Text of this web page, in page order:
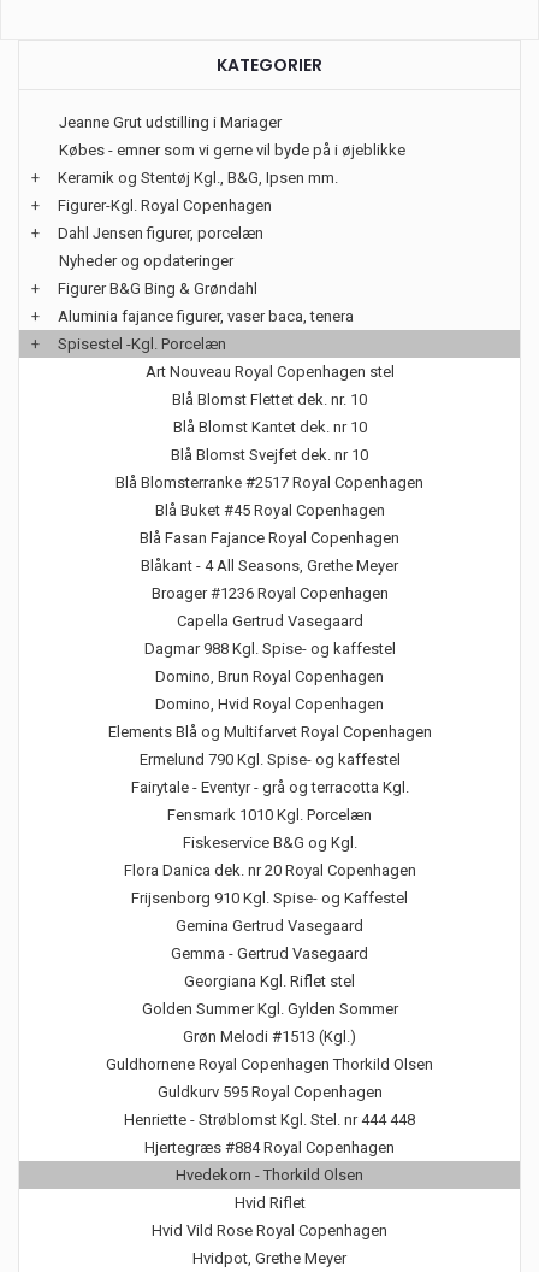
KATEGORIER
Jeanne Grut udstilling i Mariager
Købes - emner som vi gerne vil byde på i øjeblikke
+
Keramik og Stentøj Kgl., B&G, Ipsen mm.
+
Figurer-Kgl. Royal Copenhagen
+
Dahl Jensen figurer, porcelæn
Nyheder og opdateringer
+
Figurer B&G Bing & Grøndahl
+
Aluminia fajance figurer, vaser baca, tenera
+
Spisestel -Kgl. Porcelæn
Art Nouveau Royal Copenhagen stel
Blå Blomst Flettet dek. nr. 10
Blå Blomst Kantet dek. nr 10
Blå Blomst Svejfet dek. nr 10
Blå Blomsterranke #2517 Royal Copenhagen
Blå Buket #45 Royal Copenhagen
Blå Fasan Fajance Royal Copenhagen
Blåkant - 4 All Seasons, Grethe Meyer
Broager #1236 Royal Copenhagen
Capella Gertrud Vasegaard
Dagmar 988 Kgl. Spise- og kaffestel
Domino, Brun Royal Copenhagen
Domino, Hvid Royal Copenhagen
Elements Blå og Multifarvet Royal Copenhagen
Ermelund 790 Kgl. Spise- og kaffestel
Fairytale - Eventyr - grå og terracotta Kgl.
Fensmark 1010 Kgl. Porcelæn
Fiskeservice B&G og Kgl.
Flora Danica dek. nr 20 Royal Copenhagen
Frijsenborg 910 Kgl. Spise- og Kaffestel
Gemina Gertrud Vasegaard
Gemma - Gertrud Vasegaard
Georgiana Kgl. Riflet stel
Golden Summer Kgl. Gylden Sommer
Grøn Melodi #1513 (Kgl.)
Guldhornene Royal Copenhagen Thorkild Olsen
Guldkurv 595 Royal Copenhagen
Henriette - Strøblomst Kgl. Stel. nr 444 448
Hjertegræs #884 Royal Copenhagen
Hvedekorn - Thorkild Olsen
Hvid Riflet
Hvid Vild Rose Royal Copenhagen
Hvidpot, Grethe Meyer